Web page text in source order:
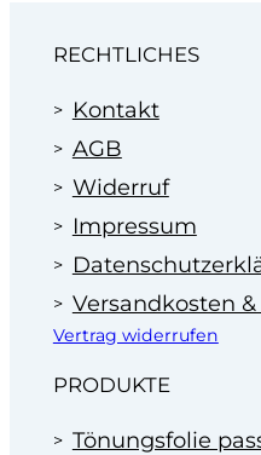
im Bereich der
Autohäusern seit
RECHTLICHES
Kontakt
AGB
Widerruf
Impressum
Versandkosten
Vertrag widerrufen
PRODUKTE
Tönungsfolie